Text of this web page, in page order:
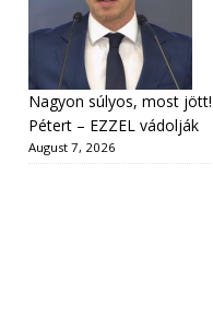
Nagyon súlyos, most
Pétert – EZZEL vádolják
August 7, 2026